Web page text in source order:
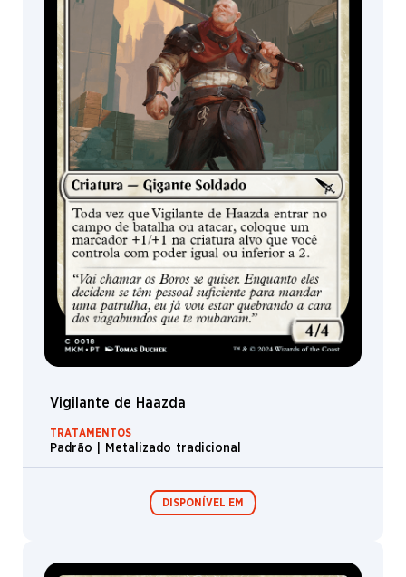
Vigilante de Haazda
TRATAMENTOS
Padrão | Metalizado tradicional
DISPONÍVEL EM